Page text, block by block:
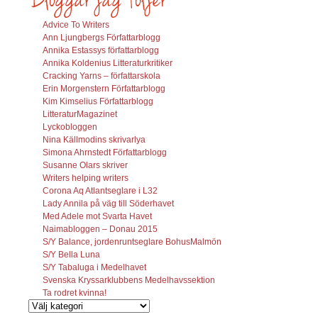
Advice To Writers
Ann Ljungbergs Författarblogg
Annika Estassys författarblogg
Annika Koldenius Litteraturkritiker
Cracking Yarns – författarskola
Erin Morgenstern Författarblogg
Kim Kimselius Författarblogg
LitteraturMagazinet
Lyckobloggen
Nina Källmodins skrivarlya
Simona Ahrnstedt Författarblogg
Susanne Olars skriver
Writers helping writers
Corona Aq Atlantseglare i L32
Lady Annila på väg till Söderhavet
Med Adele mot Svarta Havet
Naimabloggen – Donau 2015
S/Y Balance, jordenruntseglare BohusMalmön
S/Y Bella Luna
S/Y Tabaluga i Medelhavet
Svenska Kryssarklubbens Medelhavssektion
Ta rodret kvinna!
Vilka